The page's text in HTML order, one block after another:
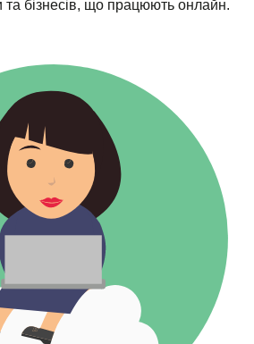
та бізнесів, що працюють онлайн.